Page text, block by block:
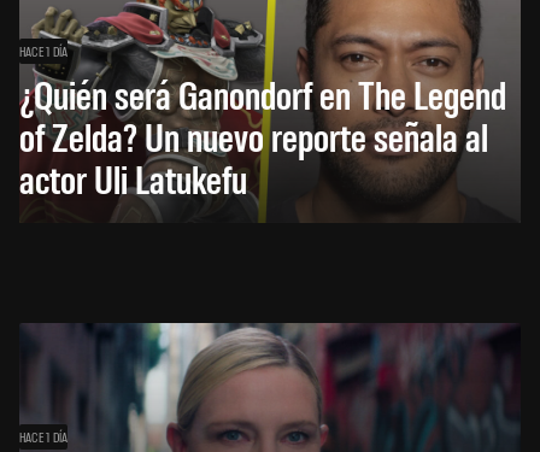
HACE 1 DÍA
¿Quién será Ganondorf en The Legend
of Zelda? Un nuevo reporte señala al
actor Uli Latukefu
HACE 1 DÍA